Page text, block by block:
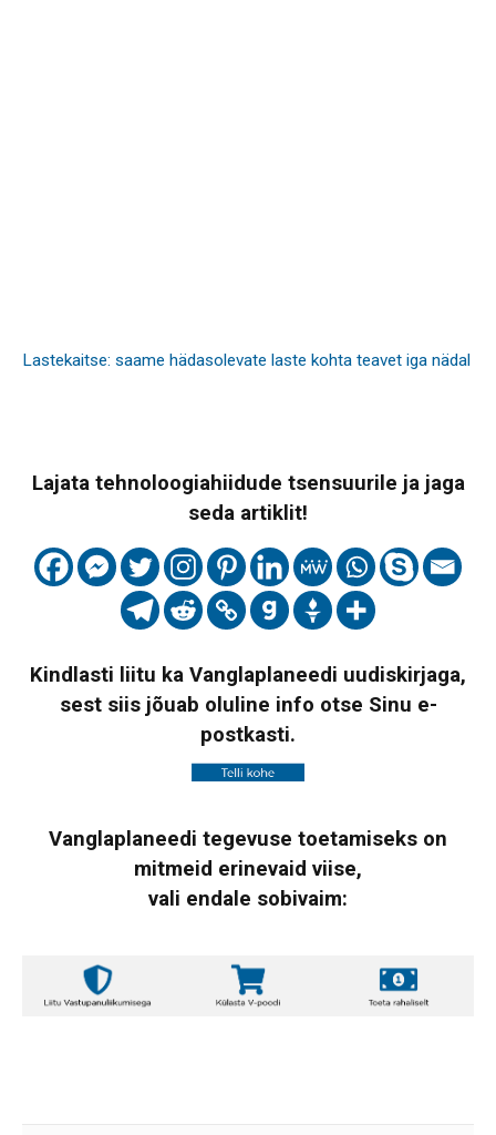
Lastekaitse: saame hädasolevate laste kohta teavet iga nädal
Lajata tehnoloogiahiidude tsensuurile ja jaga
seda artiklit!
Kindlasti liitu ka Vanglaplaneedi uudiskirjaga,
sest siis jõuab oluline info otse Sinu e-
postkasti.
Vanglaplaneedi tegevuse toetamiseks on
mitmeid erinevaid viise,
vali endale sobivaim: